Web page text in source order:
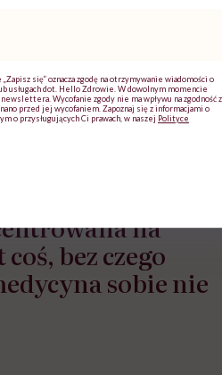
na
bez czego
sobie nie
się” oznacza zgodę na otrzymywanie wiadomości o
usługach dot. Hello Zdrowie. W dowolnym momencie
Wycofanie zgody nie ma wpływu na zgodność z
przed jej wycofaniem. Zapoznaj się z informacjami o
o przysługujących Ci prawach, w naszej Polityce